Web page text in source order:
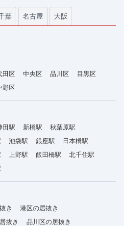
葉 名古屋 大阪
田区 中央区 品川区
目黒区
野区
田駅 新橋駅
秋葉原駅
池袋駅 銀座駅
日本橋駅
上野駅 飯田橋駅
北千住駅
き
港区の居抜き
抜き
品川区の居抜き